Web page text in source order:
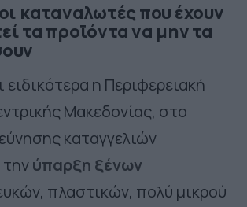
καταναλωτές που έχουν
τα προϊόντα να μην τα
ειδικότερα η Περιφερειακή
Μακεδονίας, στο
καταγγελιών
ύπαρξη ξένων
πλαστικών, πολύ μικρού